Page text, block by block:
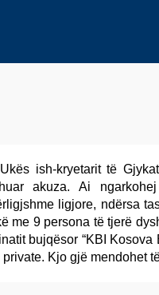
ish-kryetarit të
akuza. Ai
ligjore, ndërsa
me 9 persona të tjerë
bujqësor “KBI
private. Kjo gjë mendohet